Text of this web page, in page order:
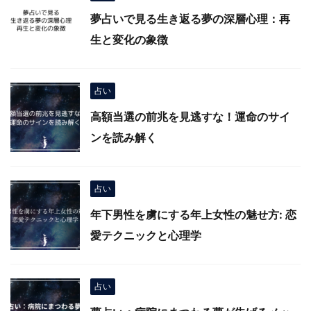
夢占いで見る生き返る夢の深層心理：再
生と変化の象徴
占い
高額当選の前兆を見逃すな！運命のサイ
ンを読み解く
占い
年下男性を虜にする年上女性の魅せ方: 恋
愛テクニックと心理学
占い